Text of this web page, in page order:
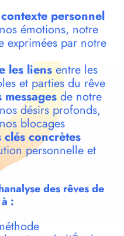
personnel
émotions, notre
exprimées par notre
les liensentre les
et parties du rêve
de notre
désirs profonds,
blocages
concrètes
personnelle et
des rêves de
: